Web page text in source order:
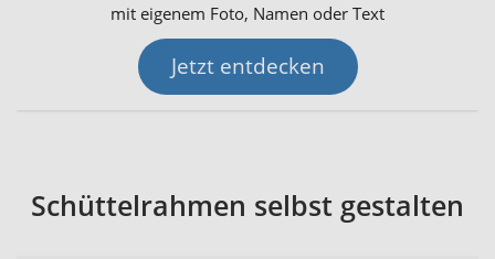
mit eigenem Foto, Namen oder Text
Jetzt entdecken
Schüttelrahmen selbst gestalten